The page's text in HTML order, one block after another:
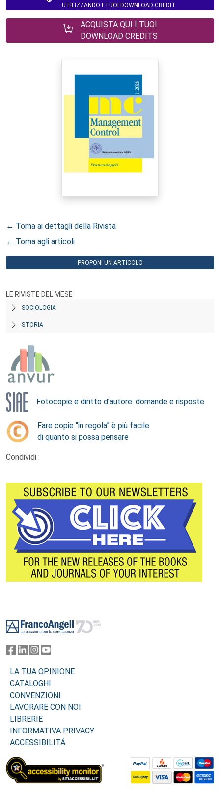
UTILIZZANDO I TUOI DOWNLOAD CREDIT
ACQUISTA QUI I TUOI
DOWNLOAD CREDITS
← Torna ai dettagli della Rivista
← Torna agli articoli
PROPONI UN ARTICOLO
LE RIVISTE DEL MESE
SOCIOLOGIA
STORIA
Fotocopie e diritto d’autore: domande e risposte
Fare copie “in regola” è più facile
di quanto si possa pensare
Condividi :
LA TUA OPINIONE
CATALOGHI
CONVENZIONI
LAVORARE CON NOI
LIBRERIE
INFORMATIVA PRIVACY
ACCESSIBILITÁ